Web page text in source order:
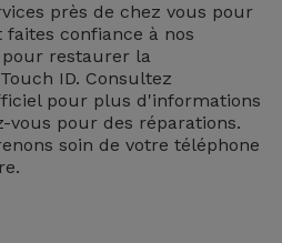
près de chez vous pour
confiance à nos
restaurer la
ID. Consultez
pour plus d'informations
pour des réparations.
soin de votre téléphone